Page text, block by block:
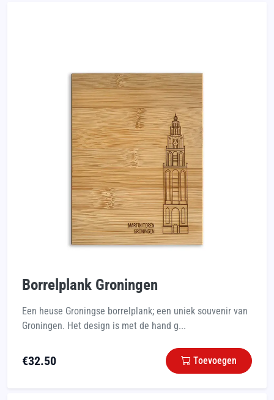
Borrelplank Groningen
Een heuse Groningse borrelplank; een uniek souvenir van
Groningen. Het design is met de hand g...
€32.50 Toevoegen